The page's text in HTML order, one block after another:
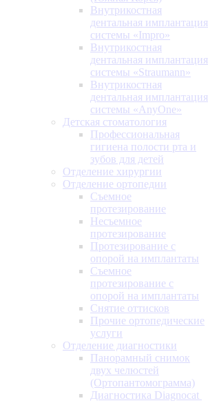
Внутрикостная
дентальная имплантация
системы «Impro»
Внутрикостная
дентальная имплантация
системы «Straumann»
Внутрикостная
дентальная имплантация
системы «AnyOne»
Детская стоматология
Профессиональная
гигиена полости рта и
зубов для детей
Отделение хирургии
Отделение ортопедии
Съемное
протезирование
Несъемное
протезирование
Протезирование с
опорой на имплантаты
Съемное
протезирование с
опорой на имплантаты
Снятие оттисков
Прочие ортопедические
услуги
Отделение диагностики
Панорамный снимок
двух челюстей
(Ортопантомограмма)
Диагностика Diagnocat